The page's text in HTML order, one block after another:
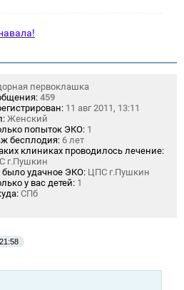
первоклашка
459
11 авг 2011, 13:11
Женский
попыток ЭКО: 1
бесплодия: 6 лет
клиниках проводилось лечение:
г.Пушкин
было удачное ЭКО: ЦПС г.Пушкин
у вас детей: 1
СПб